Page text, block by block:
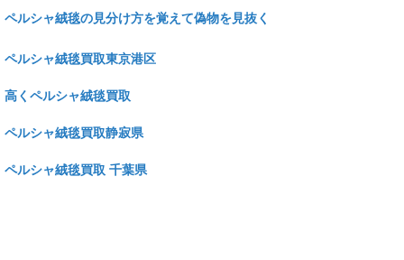
ペルシャ絨毯の見分け方を覚えて偽物を見抜く
ペルシャ絨毯買取東京港区
高くペルシャ絨毯買取
ペルシャ絨毯買取静寂県
ペルシャ絨毯買取 千葉県